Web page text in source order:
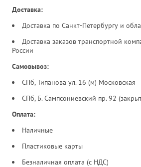
Доставка:
Доставка по Санкт-Петербургу и
Доставка заказов транспортной
России
Самовывоз:
СПб, Типанова ул. 16 (м) Московская
СПб, Б. Сампсониевский пр. 92
Оплата:
Наличные
Пластиковые карты
Безналичная оплата (с НДС)